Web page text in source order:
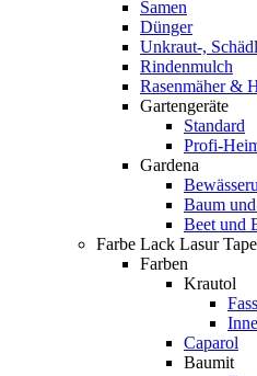
Samen
Dünger
Unkraut-,
Rindenmulch
Rasenmäher &
Gartengeräte
Standard
Profi-
Gardena
Baum
Beet und
Farbe Lack Lasur
Farben
Krautol
Caparol
Baumit